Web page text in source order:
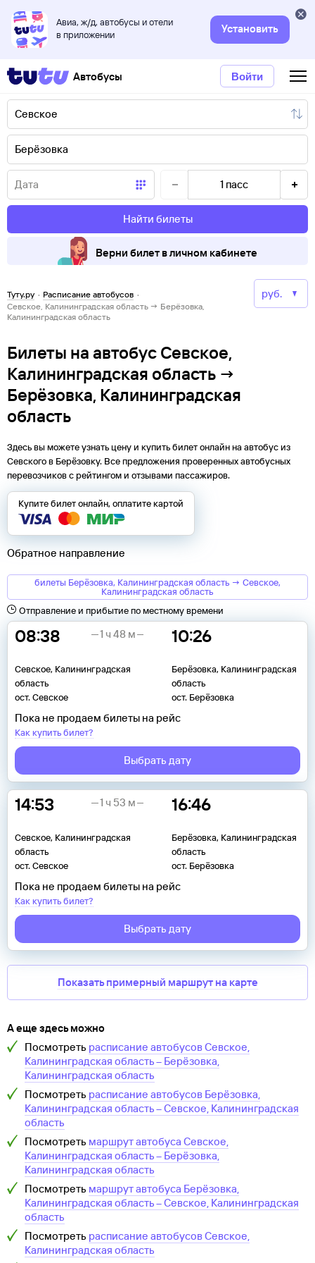
Авиа, ж/д, автобусы и отели
в приложении
Установить
Автобусы Войти
1 пасс
Найти билеты
Верни билет в личном кабинете
Туту.ру · Расписание автобусов ·
Севское, Калининградская область → Берёзовка,
Калининградская область
Билеты на автобус Севское,
Калининградская область →
Берёзовка, Калининградская
область
Здесь вы можете узнать цену и купить билет онлайн на автобус из
Севскогов Берёзовку. Все предложения проверенных автобусных
перевозчиков с рейтингом и отзывами пассажиров.
Купите билет онлайн, оплатите картой
Обратное направление
билеты Берёзовка, Калининградская область → Севское,
Калининградская область
Отправление и прибытие по местному времени
08:38
Севское, Калининградская
область
ост. Севское
10:26
Берёзовка, Калининградская
область
ост. Берёзовка
1 ч 48 м
Пока не продаем билеты на рейс
Как купить билет?
Выбрать дату
14:53
Севское, Калининградская
область
ост. Севское
16:46
Берёзовка, Калининградская
область
ост. Берёзовка
1 ч 53 м
Пока не продаем билеты на рейс
Как купить билет?
Выбрать дату
Показать примерный маршрут на карте
А еще здесь можно
Посмотреть расписание автобусовСевское,
Калининградская область– Берёзовка,
Калининградская область
Посмотреть расписание автобусов Берёзовка,
Калининградская область–Севское, Калининградская
область
Посмотреть маршрут автобуса Севское,
Калининградская область– Берёзовка,
Калининградская область
Посмотреть маршрут автобуса Берёзовка,
Калининградская область–Севское, Калининградская
область
Посмотреть расписание автобусовСевское,
Калининградская область